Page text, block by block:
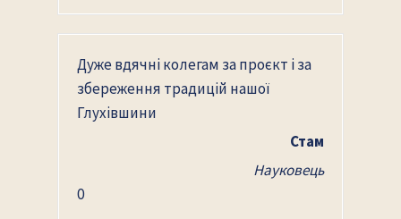
Дуже вдячні колегам за проєкт і за
збереження традицій нашої
Глухівшини
Стам
Науковець
0